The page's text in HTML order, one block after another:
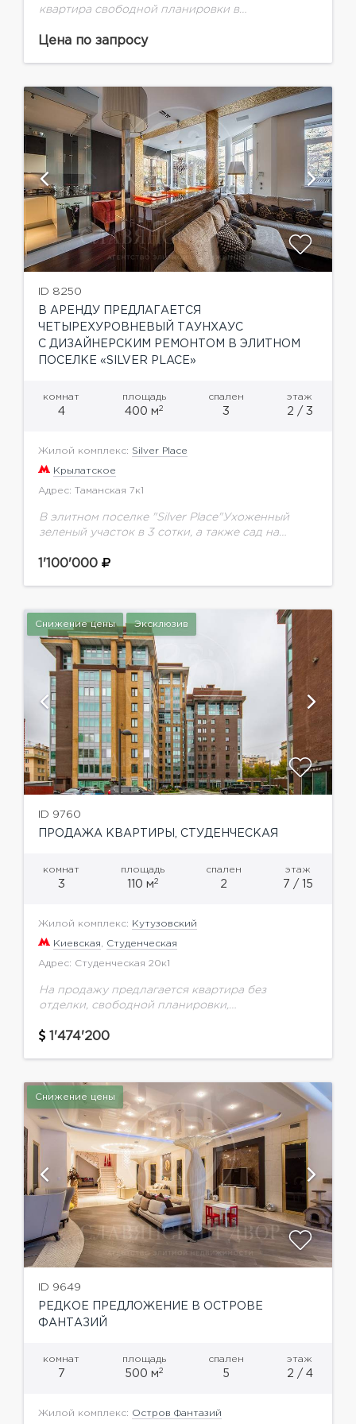
квартира свободной планировки в
количество окон и трехсторонняя планировка
разработанный...
Цена по запросу
ID 8250
В АРЕНДУ ПРЕДЛАГАЕТСЯ
ЧЕТЫРЕХУРОВНЕВЫЙ ТАУНХАУС
С ДИЗАЙНЕРСКИМ РЕМОНТОМ В ЭЛИТНОМ
ПОСЕЛКЕ «SILVER PLACE»
комнат
4
площадь
400 м2
спален
3
этаж
2 / 3
Жилой комплекс: Silver Place
Крылатское
Адрес: Таманская 7к1
В элитном поселке "Silver Place"Ухоженный
зеленый участок в 3 сотки, а также сад на
помещения, гараж на два авто. Таунхаус
1'100'000
Снижение цены Эксклюзив
ID 9760
ПРОДАЖА КВАРТИРЫ, СТУДЕНЧЕСКАЯ
комнат
3
площадь
110 м2
спален
2
этаж
7 / 15
Жилой комплекс: Кутузовский
Киевская Студенческая
Адрес: Студенческая 20к1
На продажу предлагается квартира без
отделки, свободной планировки,
жилом комплексе на Студенческой, 20 корпус
1'474'200
Снижение цены
ID 9649
РЕДКОЕ ПРЕДЛОЖЕНИЕ В ОСТРОВЕ
ФАНТАЗИЙ
комнат
7
площадь
500 м2
спален
5
этаж
2 / 4
Жилой комплекс: Остров Фантазий